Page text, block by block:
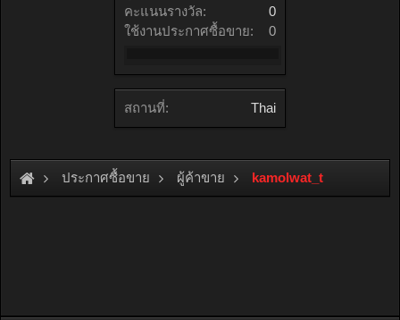
คะแนนรางวัล:
0
ใช้งานประกาศซื้อขาย:
0
สถานที่: Thai
ประกาศซื้อขาย ผู้ค้าขาย kamolwat_t